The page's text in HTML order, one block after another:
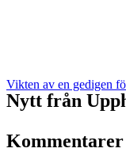
Vikten av en gedigen
Nytt från